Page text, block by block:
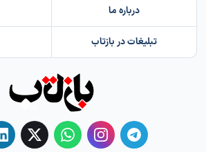
درباره ما
تبلیغات در بازتاب